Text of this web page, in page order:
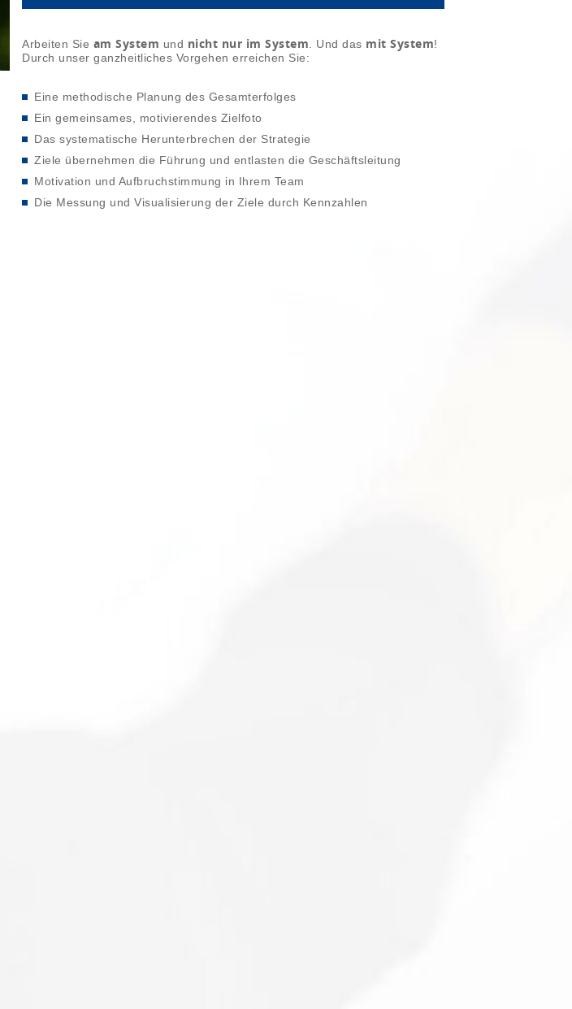
Arbeiten Sie am System und nicht nur im System . Und das mit System!
Durch unser ganzheitliches Vorgehen erreichen Sie:
Eine methodische Planung des Gesamterfolges
Ein gemeinsames, motivierendes Zielfoto
Das systematische Herunterbrechen der Strategie
Ziele übernehmen die Führung und entlasten die Geschäftsleitung
Motivation und Aufbruchstimmung in Ihrem Team
Die Messung und Visualisierung der Ziele durch Kennzahlen